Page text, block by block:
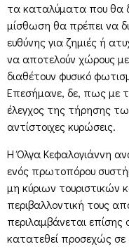
τα καταλύματα που θα
μίσθωση θα πρέπει να
ευθύνης για ζημιές ή
να αποτελούν χώρους
διαθέτουν φυσικό
Επεσήμανε, δε, πως με
έλεγχος της τήρησης
αντίστοιχες κυρώσεις.
Η Όλγα Κεφαλογιάννη
ενός πρωτοπόρου
μη κύριων
περιβαλλοντική τους
περιλαμβάνεται
κατατεθεί προσεχώς σε